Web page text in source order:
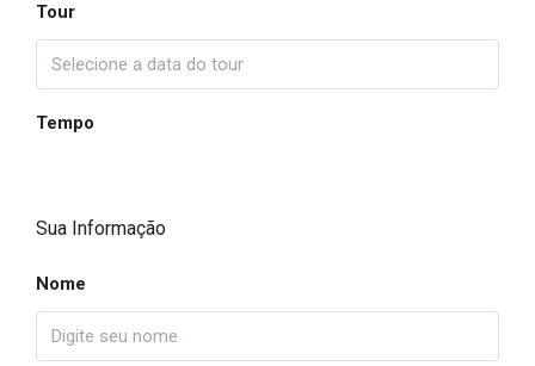
Tour
Tempo
Sua Informação
Nome